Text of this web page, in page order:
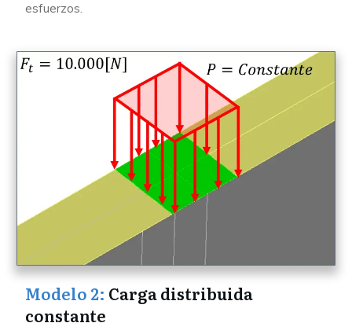
esfuerzos.
Modelo 2: Carga distribuida
constante